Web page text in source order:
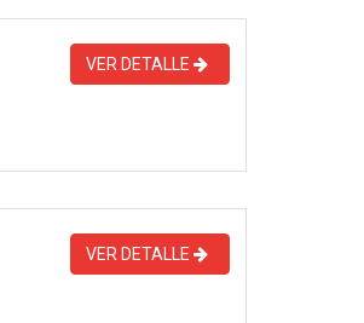
VER DETALLE
VER DETALLE